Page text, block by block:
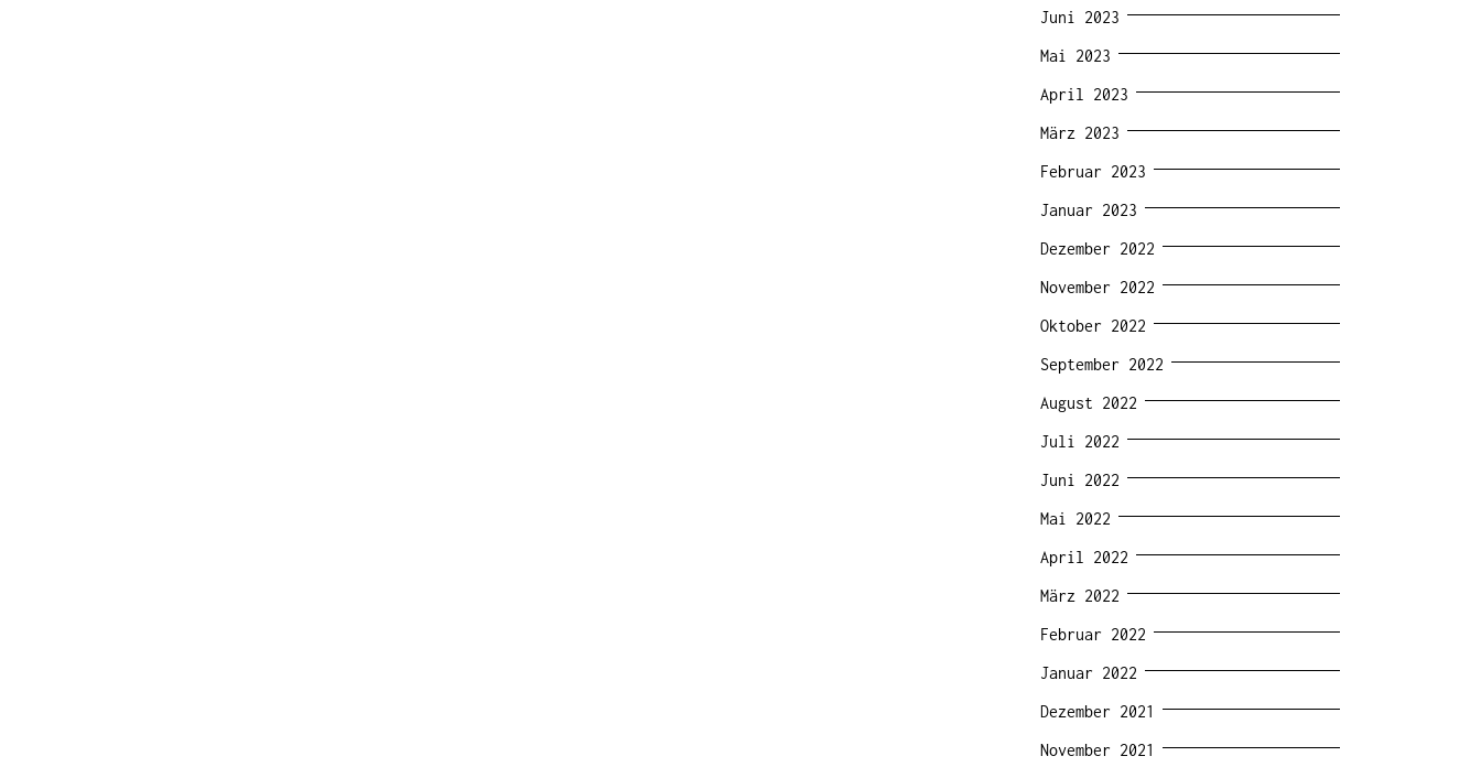
Juni 2023
Mai 2023
April 2023
März 2023
Februar 2023
Januar 2023
Dezember 2022
November 2022
Oktober 2022
September 2022
August 2022
Juli 2022
Juni 2022
Mai 2022
April 2022
März 2022
Februar 2022
Januar 2022
Dezember 2021
November 2021